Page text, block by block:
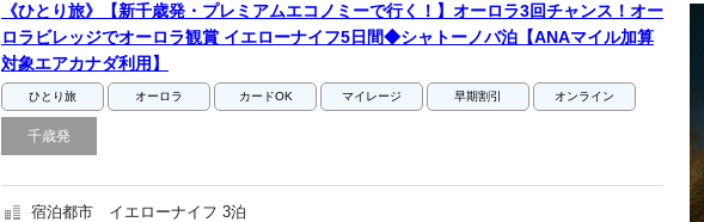
《ひとり旅》【新千歳発・プレミアムエコノミーで行く！】オーロラ3回チャンス！オー
ロラビレッジでオーロラ観賞 イエローナイフ5日間◆シャトーノバ泊【ANAマイル加算
対象エアカナダ利用】
ひとり旅 オーロラ カードOK マイレージ 早期割引 オンライン
千歳発
宿泊都市 イエローナイフ 3泊